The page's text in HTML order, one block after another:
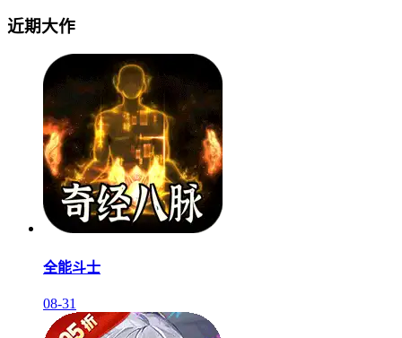
近期大作
全能斗士
08-31